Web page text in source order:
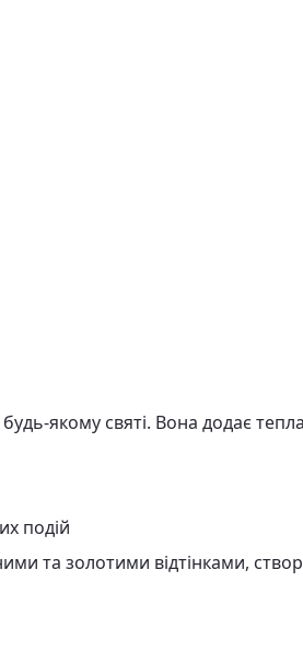
якому святі. Вона додає
подій
та золотими відтінками,